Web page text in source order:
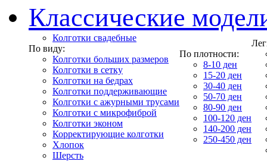
Классические
Колготки свадебные
По виду:
Колготки больших размеров
Колготки в сетку
Колготки на бедрах
Колготки поддерживающие
Колготки с ажурными трусами
Колготки с микрофиброй
Колготки эконом
Корректирующие колготки
Хлопок
Шерсть
По плотности:
8-10 ден
15-20 ден
30-40 ден
50-70 ден
80-90 ден
100-120 ден
140-200 ден
250-450 ден